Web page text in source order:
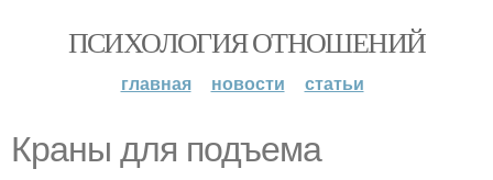
ПСИХОЛОГИЯ ОТНОШЕНИЙ
главная новости статьи
Краны для подъема